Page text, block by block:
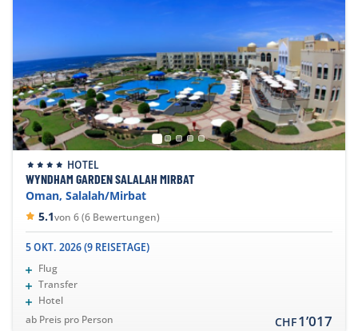
HOTEL
WYNDHAM GARDEN SALALAH MIRBAT
Oman, Salalah/Mirbat
5.1von 6 (6 Bewertungen)
5 OKT. 2026 (9 REISETAGE)
Flug
Transfer
Hotel
ab Preis pro Person
CHF1’017